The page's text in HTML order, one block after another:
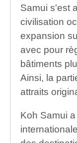
Samui s'est
civilisation
expansion
avec pour
bâtiments
Ainsi, la
attraits
Koh Samui